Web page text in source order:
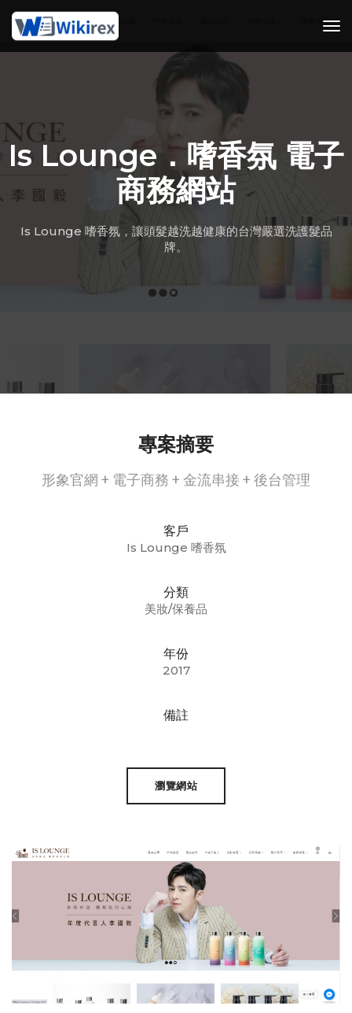
Is Lounge．嗜香氛 電子
商務網站
Is Lounge 嗜香氛，讓頭髮越洗越健康的台灣嚴選洗護髮品
牌。
專案摘要
形象官網 + 電子商務 + 金流串接 + 後台管理
客戶
Is Lounge 嗜香氛
分類
美妝/保養品
年份
2017
備註
瀏覽網站